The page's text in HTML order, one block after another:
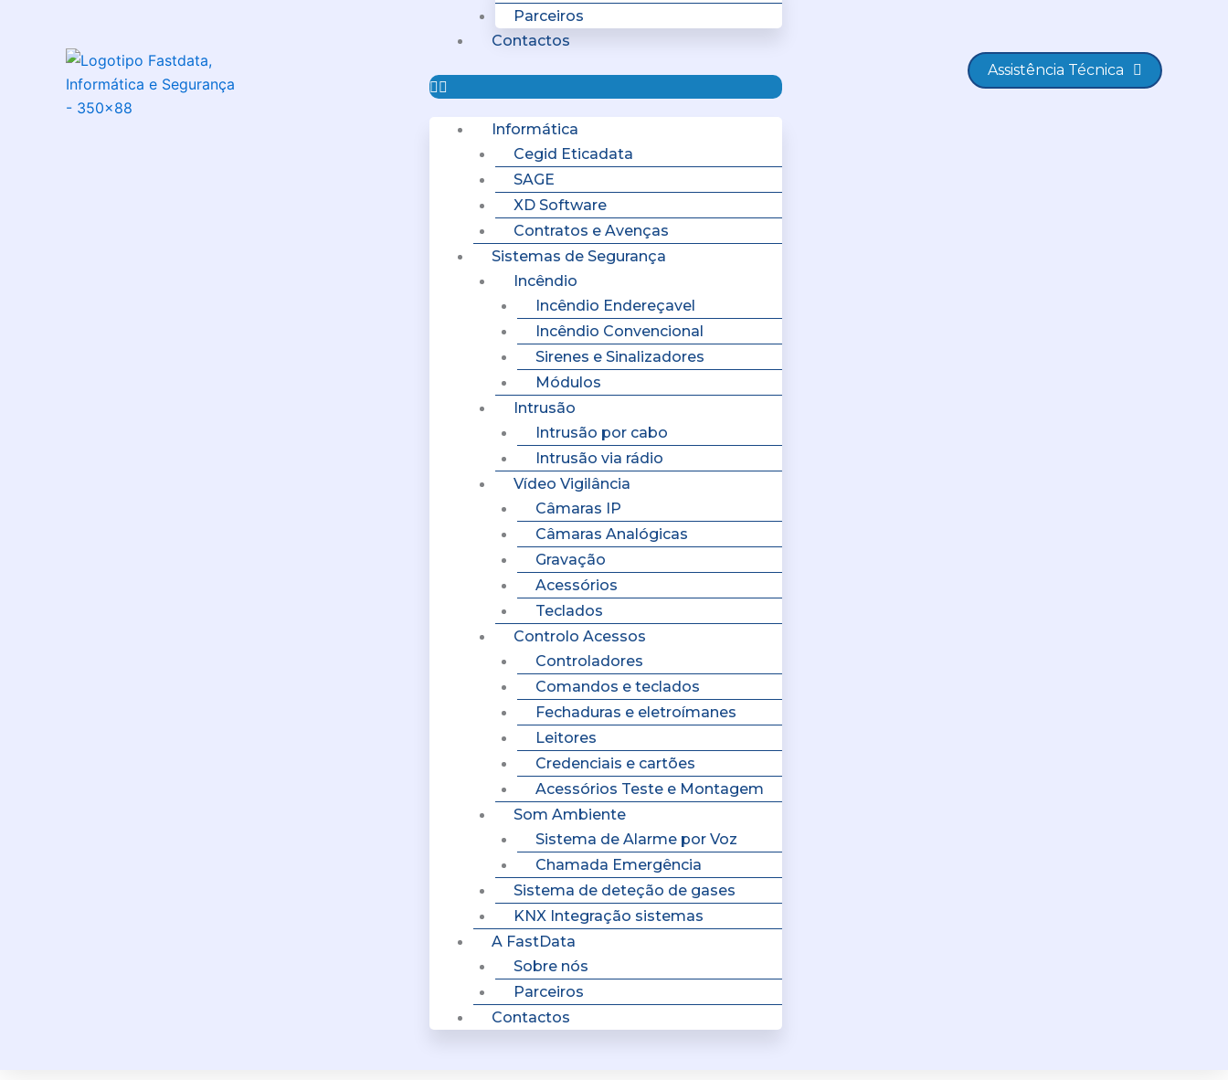
Parceiros
Contactos
Informática
Cegid Eticadata
SAGE
XD Software
Contratos e Avenças
Sistemas de Segurança
Incêndio
Incêndio Endereçavel
Incêndio Convencional
Sirenes e Sinalizadores
Módulos
Intrusão
Intrusão por cabo
Intrusão via rádio
Vídeo Vigilância
Câmaras IP
Câmaras Analógicas
Gravação
Acessórios
Teclados
Controlo Acessos
Controladores
Comandos e teclados
Fechaduras e eletroímanes
Leitores
Credenciais e cartões
Acessórios Teste e Montagem
Som Ambiente
Sistema de Alarme por Voz
Chamada Emergência
Sistema de deteção de gases
KNX Integração sistemas
A FastData
Sobre nós
Parceiros
Contactos
Assistência Técnica